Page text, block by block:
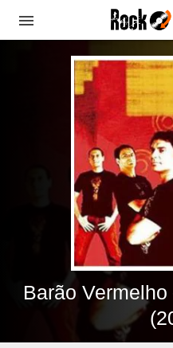
Barão